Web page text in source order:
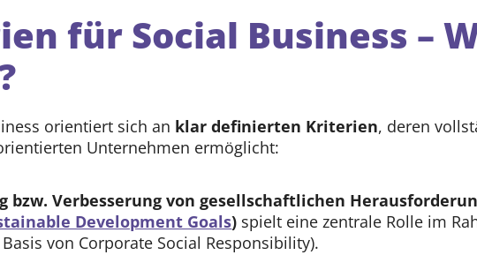
für Social Business –
orientiert sich an klar definierten Kriterien, deren
Unternehmen ermöglicht:
bzw. Verbesserung von gesellschaftlichen
Development Goals) spielt eine zentrale Rolle im
von Corporate Social Responsibility).